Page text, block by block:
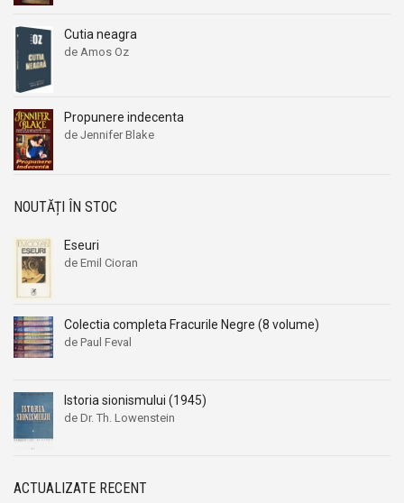
Cutia neagra
de Amos Oz
Propunere indecenta
de Jennifer Blake
NOUTĂȚI ÎN STOC
Eseuri
de Emil Cioran
Colectia completa Fracurile Negre (8 volume)
de Paul Feval
Istoria sionismului (1945)
de Dr. Th. Lowenstein
ACTUALIZATE RECENT